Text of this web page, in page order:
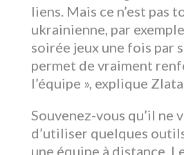
liens. Mais ce n’est pas
ukrainienne, par
soirée jeux une fois par
permet de vraiment
l’équipe », explique Zlata.
Souvenez-vous qu’il ne
d’utiliser quelques
une équipe à distance.